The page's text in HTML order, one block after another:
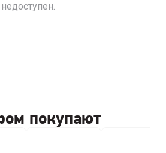
покупают